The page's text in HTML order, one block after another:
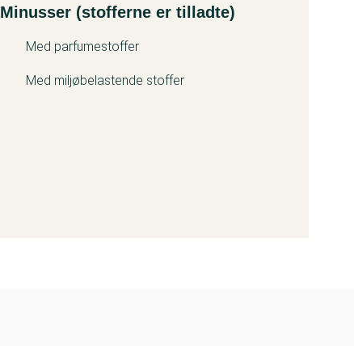
Minusser (stofferne er tilladte)
Med parfumestoffer
Med miljøbelastende stoffer